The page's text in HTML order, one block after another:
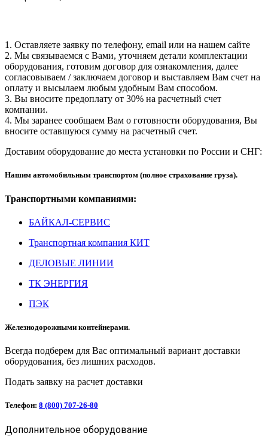
1. Оставляете заявку по телефону, email или на нашем сайте
2. Мы связываемся с Вами, уточняем детали комплектации
оборудования, готовим договор для ознакомления, далее
согласовываем / заключаем договор и выставляем Вам счет на
оплату и высылаем любым удобным Вам способом.
3. Вы вносите предоплату от 30% на расчетный счет
компании.
4. Мы заранее сообщаем Вам о готовности оборудования, Вы
вносите оставшуюся сумму на расчетный счет.
Доставим оборудование до места установки по России и СНГ:
Нашим автомобильным транспортом (полное страхование груза).
Транспортными компаниями:
БАЙКАЛ-СЕРВИС
Транспортная компания КИТ
ДЕЛОВЫЕ ЛИНИИ
ТК ЭНЕРГИЯ
ПЭК
Железнодорожными контейнерами.
Всегда подберем для Вас оптимальный вариант доставки
оборудования, без лишних расходов.
Подать заявку на расчет доставки
Телефон: 8 (800) 707-26-80
Дополнительное оборудование